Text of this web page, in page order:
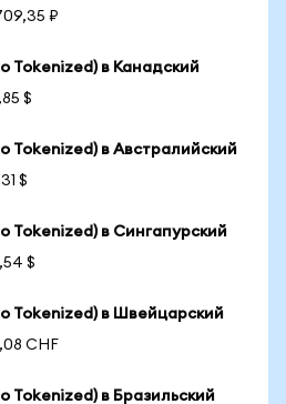
₽
Tokenized) в Канадский
$
Tokenized) в Австралийский
$
Tokenized) в Сингапурский
$
Tokenized) в Швейцарский
CHF
Tokenized) в Бразильский